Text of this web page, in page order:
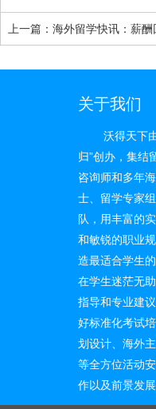
上一篇：海外留学快讯：薪
关于我们
沃得天下由
归”创办，集结
咨询师和多年
士、留学专家
队，用丰富的
和敏锐的职业
造最适合学生
在学生迷茫无
指导和专业建
好标准化考试
划设计、海外
等全方位活动
作以及前景发展